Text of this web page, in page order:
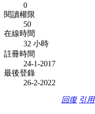
0
閱讀權限
50
在線時間
32 小時
註冊時間
24-1-2017
最後登錄
26-2-2022
回復 引用